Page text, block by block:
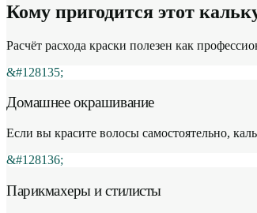
Кому пригодится этот
Расчёт расхода краски полезен как
&#128135;
Домашнее окрашивание
Если вы красите волосы самостоятельно,
&#128136;
Парикмахеры и стилисты